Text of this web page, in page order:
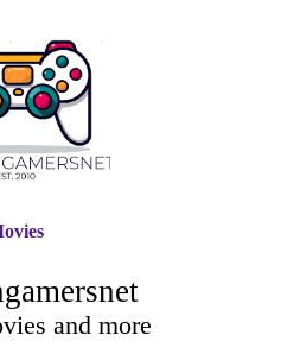
and more